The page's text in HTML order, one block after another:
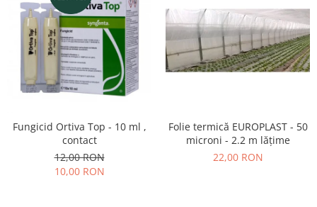
Fungicid Ortiva Top - 10 ml ,
contact
12,00 RON
10,00 RON
Folie termică EUROPLAST - 50
microni - 2.2 m lățime
22,00 RON